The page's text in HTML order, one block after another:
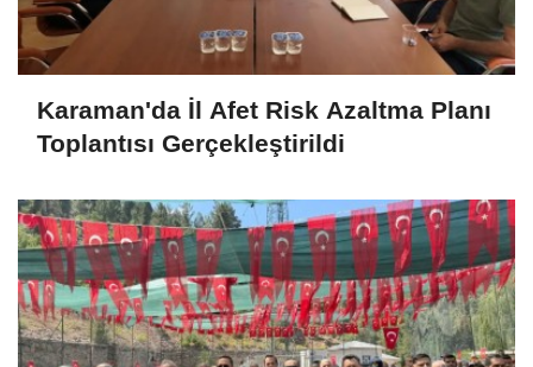
Karaman'da İl Afet Risk Azaltma Planı
Toplantısı Gerçekleştirildi